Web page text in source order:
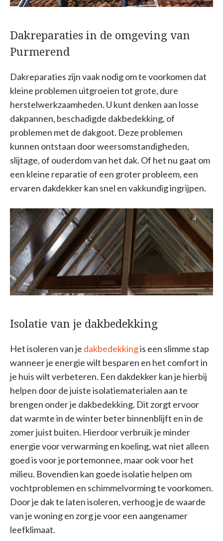
Dakreparaties in de omgeving van
Purmerend
Dakreparaties zijn vaak nodig om te voorkomen dat
kleine problemen uitgroeien tot grote, dure
herstelwerkzaamheden. U kunt denken aan losse
dakpannen, beschadigde dakbedekking, of
problemen met de dakgoot. Deze problemen
kunnen ontstaan door weersomstandigheden,
slijtage, of ouderdom van het dak. Of het nu gaat om
een kleine reparatie of een groter probleem, een
ervaren dakdekker kan snel en vakkundig ingrijpen.
Isolatie van je dakbedekking
Het isoleren van je dakbedekkingis een slimme stap
wanneer je energie wilt besparen en het comfort in
je huis wilt verbeteren. Een dakdekker kan je hierbij
helpen door de juiste isolatiematerialen aan te
brengen onder je dakbedekking. Dit zorgt ervoor
dat warmte in de winter beter binnenblijft en in de
zomer juist buiten. Hierdoor verbruik je minder
energie voor verwarming en koeling, wat niet alleen
goed is voor je portemonnee, maar ook voor het
milieu. Bovendien kan goede isolatie helpen om
vochtproblemen en schimmelvorming te voorkomen.
Door je dak te laten isoleren, verhoog je de waarde
van je woning en zorg je voor een aangenamer
leefklimaat.